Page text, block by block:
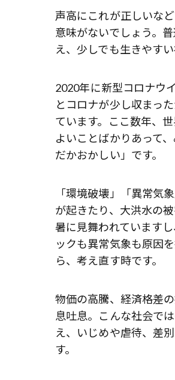
声高にこれが正しいな
意味がないでしょう。
え、少しでも生きやす
2020年に新型コロナウ
とコロナが少し収まっ
ています。ここ数年、
よいことばかりあって
だかおかしい」です。
「環境破壊」「異常気
が起きたり、大洪水の
暑に見舞われています
ックも異常気象も原因
ら、考え直す時です。
物価の高騰、経済格差
息吐息。こんな社会で
え、いじめや虐待、差
す。